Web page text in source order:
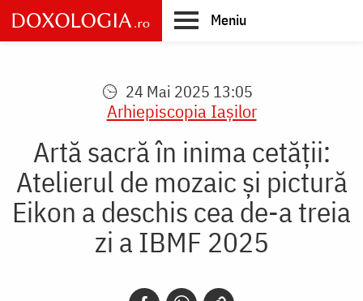
Skip
to
main
Meniu
24 Mai 2025 13:05
Arhiepiscopia Iaşilor
Artă sacră în inima cetății:
Atelierul de mozaic și pictură
Eikon a deschis cea de-a treia
zi a IBMF 2025